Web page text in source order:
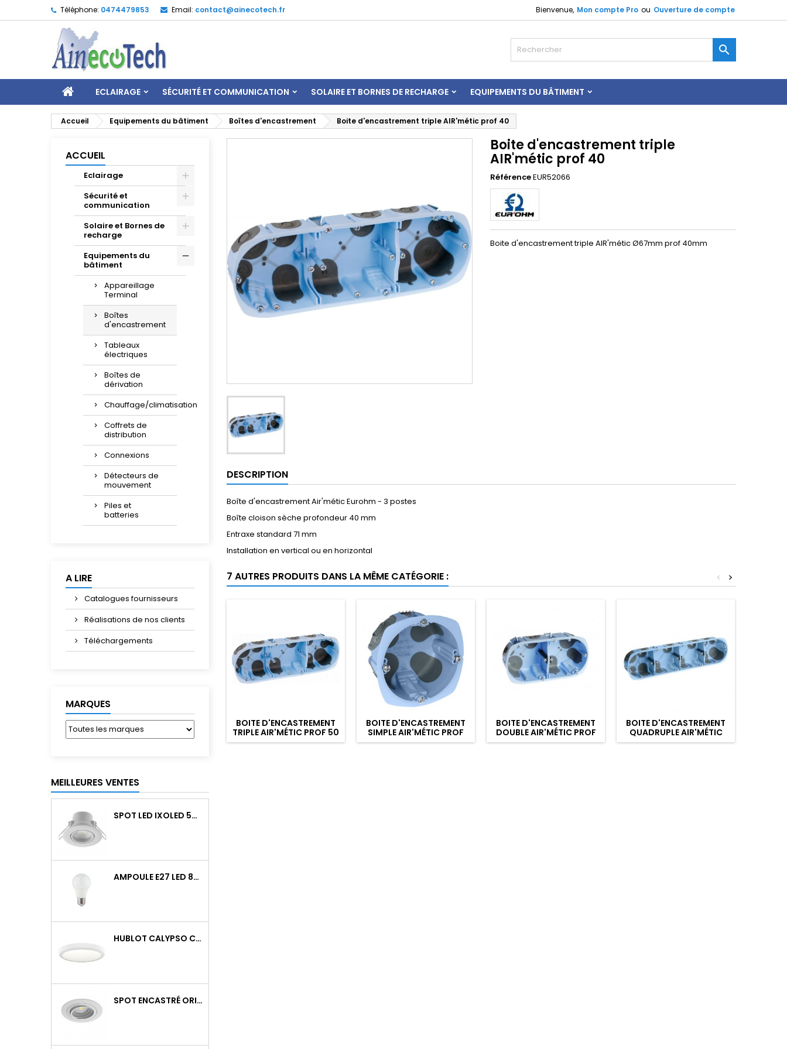
Téléphone: 0474479853 Email: contact@ainecotech.fr Bienvenue, Mon compte Pro ou Ouverture de compte

ECLAIRAGE SÉCURITÉ ET COMMUNICATION SOLAIRE ET BORNES DE RECHARGE EQUIPEMENTS DU BÂTIMENT
Accueil Equipements du bâtiment Boîtes d'encastrement Boite d'encastrement triple AIR'métic prof 40
ACCUEIL
Eclairage
Sécurité et
communication
Solaire et Bornes de
recharge
Equipements du
bâtiment
Appareillage
Terminal
Boîtes
d'encastrement
Tableaux
électriques
Boîtes de
dérivation
Chauffage/climatisation
Coffrets de
distribution
Connexions
Détecteurs de
mouvement
Piles et
batteries
A LIRE
Catalogues fournisseurs
Réalisations de nos clients
Téléchargements
MARQUES
MEILLEURES VENTES
SPOT LED IXOLED 5W ORIENTABLE CCT DIMMABLE 600LM IP65 BLANC BBC
AMPOULE E27 LED 8W RAPID PRO V2 4000K 810LM
HUBLOT CALYPSO CCT 9-18W 2000LM ON/OFF IK10 BLANC
SPOT ENCASTRÉ ORIENTABLE WATTO GU10 AUTO BLANC
Boite d'encastrement triple
AIR'métic prof 40
RéférenceEUR52066
Boite d'encastrement triple AIR'métic Ø67mm prof 40mm
DESCRIPTION
Boîte d'encastrement Air'métic Eurohm - 3 postes
Boîte cloison sèche profondeur 40 mm
Entraxe standard 71 mm
Installation en vertical ou en horizontal
7 AUTRES PRODUITS DANS LA MÊME CATÉGORIE : >
<
BOITE D'ENCASTREMENT
TRIPLE AIR'MÉTIC PROF 50
BOITE D'ENCASTREMENT
SIMPLE AIR'MÉTIC PROF
40
BOITE D'ENCASTREMENT
DOUBLE AIR'MÉTIC PROF
50
BOITE D'ENCASTREMENT
QUADRUPLE AIR'MÉTIC
PROF 40